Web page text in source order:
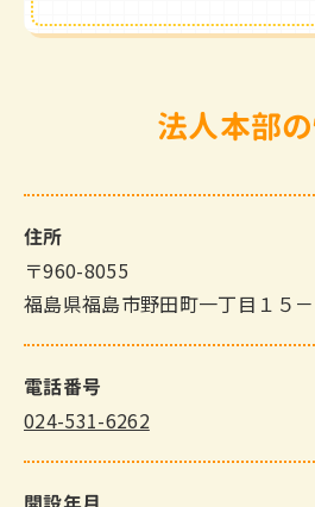
法人本部
住所
〒960-8055
福島県福島市野田町一丁目１５
電話番号
024-531-6262